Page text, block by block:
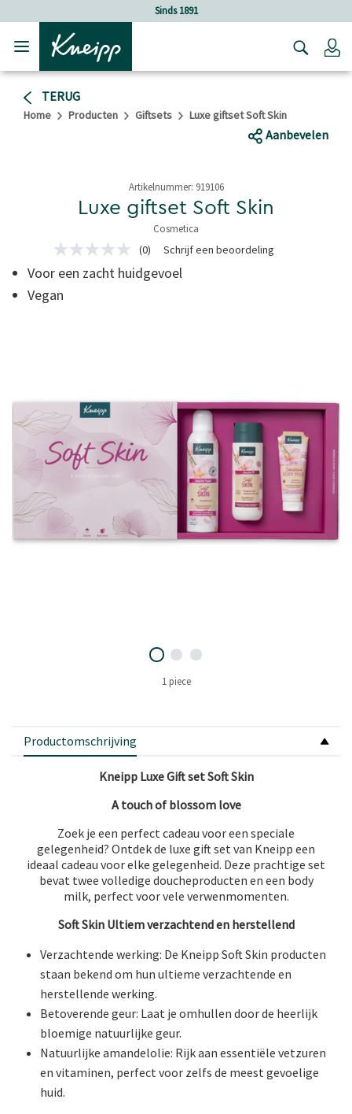
Verder gaan naar hoofdinhoud.
TERUG
Home Producten Giftsets Luxe giftset Soft Skin
Aanbevelen
Artikelnummer: 919106
Luxe giftset Soft Skin
Cosmetica
5 van 5 sterren
Geen
scorewaarde
Dezelfde
paginalink.
(0) Schrijf een beoordeling
Voor een zacht huidgevoel
Vegan
1 piece
Productomschrijving
Kneipp Luxe Gift set Soft Skin
A touch of blossom love
Zoek je een perfect cadeau voor een speciale
gelegenheid? Ontdek de luxe gift set van Kneipp een
ideaal cadeau voor elke gelegenheid. Deze prachtige set
bevat twee volledige doucheproducten en een body
milk, perfect voor vele verwenmomenten.
Soft Skin Ultiem verzachtend en herstellend
Verzachtende werking: De Kneipp Soft Skin producten
staan bekend om hun ultieme verzachtende en
herstellende werking.
Betoverende geur: Laat je omhullen door de heerlijk
bloemige natuurlijke geur.
Natuurlijke amandelolie: Rijk aan essentiële vetzuren
en vitaminen, perfect voor zelfs de meest gevoelige
huid.